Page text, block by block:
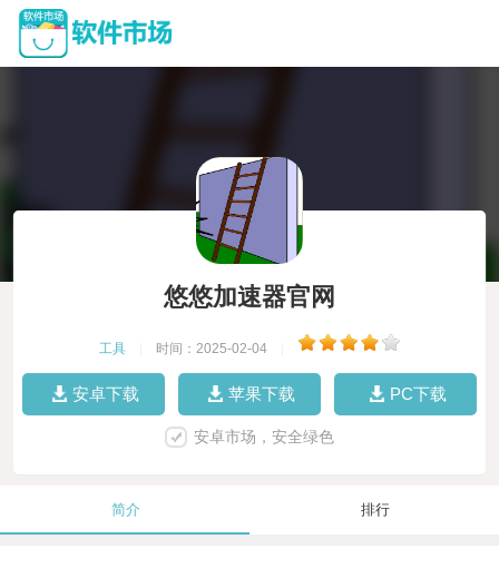
悠悠加速器官网
工具 时间：2025-02-04
安卓下载 苹果下载 PC下载
安卓市场，安全绿色
简介 排行